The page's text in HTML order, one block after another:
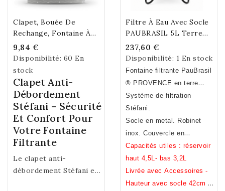
Clapet, Bouée De
Rechange, Fontaine À
Eau Stéfani
9,84 €
Disponibilité: 60 En
stock
Clapet Anti-
Débordement
Stéfani – Sécurité
Et Confort Pour
Votre Fontaine
Filtrante
Le clapet anti-
débordement Stéfani est
Filtre À Eau Avec Socle
PAUBRASIL 5L Terre
Cuite Émaillée Lilas
237,60 €
Disponibilité: 1 En stock
Fontaine filtrante PauBrasil
® PROVENCE en terre
cuite émaillée Lilas. Fait
main.Fabrication Française
Système de filtration
Stéfani.
Socle en metal. Robinet
inox. Couvercle en
céramique.
Capacités utiles : réservoir
haut 4,5L- bas 3,2L
Livrée avec Accessoires -
Hauteur avec socle 42cm /